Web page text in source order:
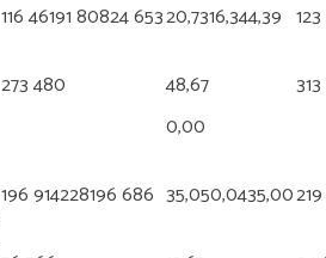
116 46191 80824 65320,7316,344,39
273 480 48,67
0,00
196 914228196 686 35,050,0435,00